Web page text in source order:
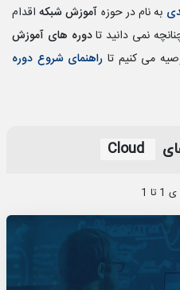
به نام در حوزه آموزش شبکهاقدام
نمی دانید تادوره های آموزش
می کنیم تا راهنمای شروع دوره
Cloud